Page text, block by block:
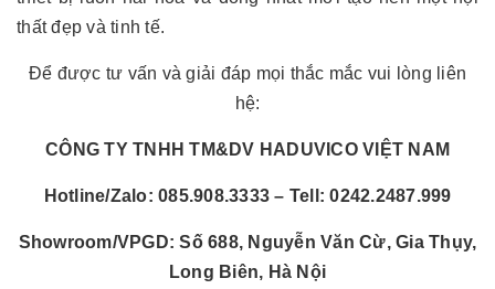
thất đẹp và tinh tế.
Để được tư vấn và giải đáp mọi thắc mắc vui lòng liên
hệ:
CÔNG TY TNHH TM&DV HADUVICO VIỆT NAM
Hotline/Zalo: 085.908.3333 – Tell: 0242.2487.999
Showroom/VPGD: Số 688, Nguyễn Văn Cừ, Gia Thụy,
Long Biên, Hà Nội